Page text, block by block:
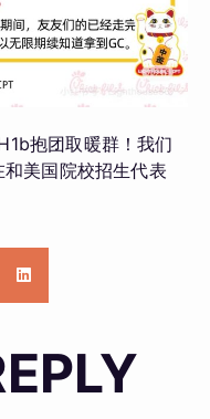
抱团取暖群！我们
美国院校招生代表